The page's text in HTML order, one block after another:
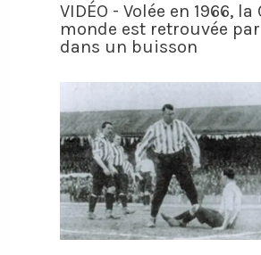
VIDÉO - Volée en 1966,
monde est retrouvée
dans un buisson